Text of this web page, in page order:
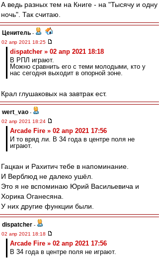
А ведь разных тем на Книге - на "Тысячу и одну
ночь". Так считаю.
Ценитель -
02 апр 2021 18:25
dispatcher » 02 апр 2021 18:18
В РПЛ играют.
Можно сравнить его с теми молодыми, кто у
нас сегодня выходит в опорной зоне.
Крал глушаковых на завтрак ест.
wert_vao -
02 апр 2021 18:24
Arcade Fire » 02 апр 2021 17:56
И то вряд ли. В 34 года в центре поля не
играют.
Гацкан и Рахитич тебе в напоминание.
И Верблюд не далеко ушёл.
Это я не вспоминаю Юрий Васильевича и
Хорика Оганесяна.
У них другие функции были.
dispatcher -
02 апр 2021 18:18
Arcade Fire » 02 апр 2021 17:56
В 34 года в центре поля не играют.